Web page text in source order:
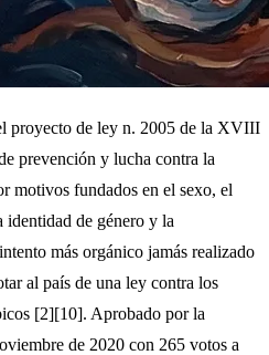
proyecto de ley n. 2005 de la XVIII
prevención y lucha contra la
motivos fundados en el sexo, el
identidad de género y la
más orgánico jamás realizado
al país de una ley contra los
[2][10]. Aprobado por la
de 2020 con 265 votos a